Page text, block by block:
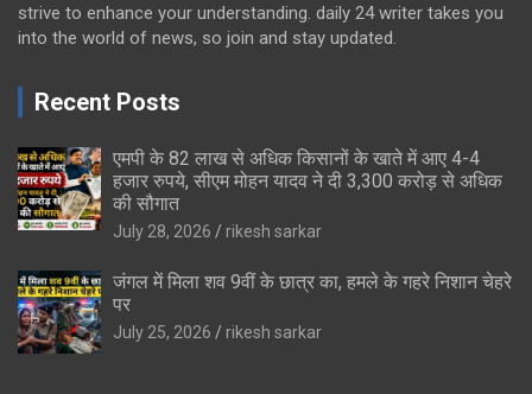
strive to enhance your understanding. daily 24 writer takes you
into the world of news, so join and stay updated.
Recent Posts
एमपी के 82 लाख से अधिक किसानों के खाते में आए 4-4
हजार रुपये, सीएम मोहन यादव ने दी 3,300 करोड़ से अधिक
की सौगात
July 28, 2026 rikesh sarkar
जंगल में मिला शव 9वीं के छात्र का, हमले के गहरे निशान चेहरे
पर
July 25, 2026 rikesh sarkar